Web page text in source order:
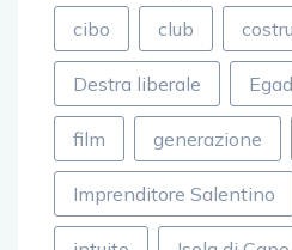
cibo club
Destra liberale
film generazione
Imprenditore Salentino